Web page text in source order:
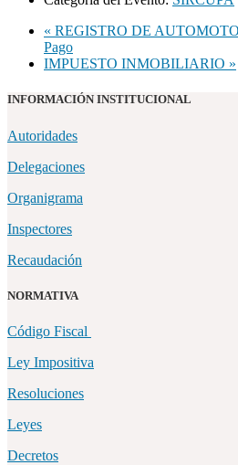
« REGISTRO DE
Pago
IMPUESTO INMOBILIARIO »
INFORMACIÓN INSTITUCIONAL
Autoridades
Delegaciones
Organigrama
Inspectores
Recaudación
NORMATIVA
Código Fiscal
Ley Impositiva
Resoluciones
Leyes
Decretos